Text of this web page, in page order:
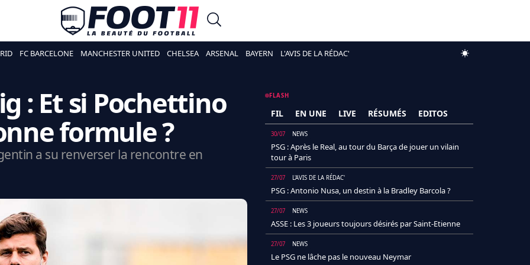
FC BARCELONE MANCHESTER UNITED CHELSEA ARSENAL BAYERN L'AVIS DE LA RÉDAC'
: Et si Pochettino
formule ?
a su renverser la rencontre en
FLASH
FIL EN UNE LIVE RÉSUMÉS EDITOS
30/07 NEWS
PSG : Après le Real, au tour du Barça de jouer un vilain
tour à Paris
27/07 L'AVIS DE LA RÉDAC'
PSG : Antonio Nusa, un destin à la Bradley Barcola ?
27/07 NEWS
ASSE : Les 3 joueurs toujours désirés par Saint-Etienne
27/07 NEWS
Le PSG ne lâche pas le nouveau Neymar